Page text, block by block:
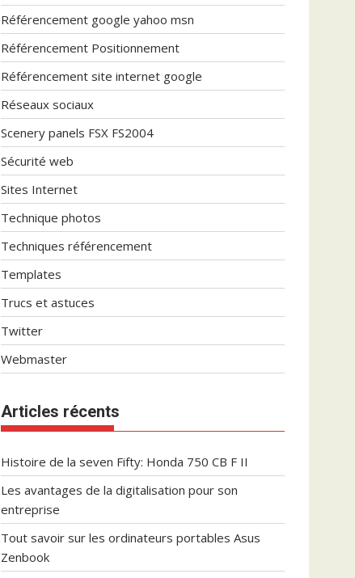
Référencement google yahoo msn
Référencement Positionnement
Référencement site internet google
Réseaux sociaux
Scenery panels FSX FS2004
Sécurité web
Sites Internet
Technique photos
Techniques référencement
Templates
Trucs et astuces
Twitter
Webmaster
Articles récents
Histoire de la seven Fifty: Honda 750 CB F II
Les avantages de la digitalisation pour son
entreprise
Tout savoir sur les ordinateurs portables Asus
Zenbook